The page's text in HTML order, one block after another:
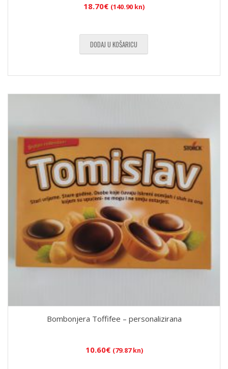
18.70€ (140.90 kn)
DODAJ U KOŠARICU
Bombonjera Toffifee – personalizirana
10.60€ (79.87 kn)